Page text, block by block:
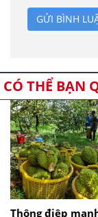
GỬI BÌNH
CÓ THỂ BẠN
Thông điệp